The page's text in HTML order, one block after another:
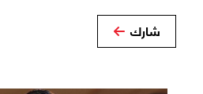
شارك